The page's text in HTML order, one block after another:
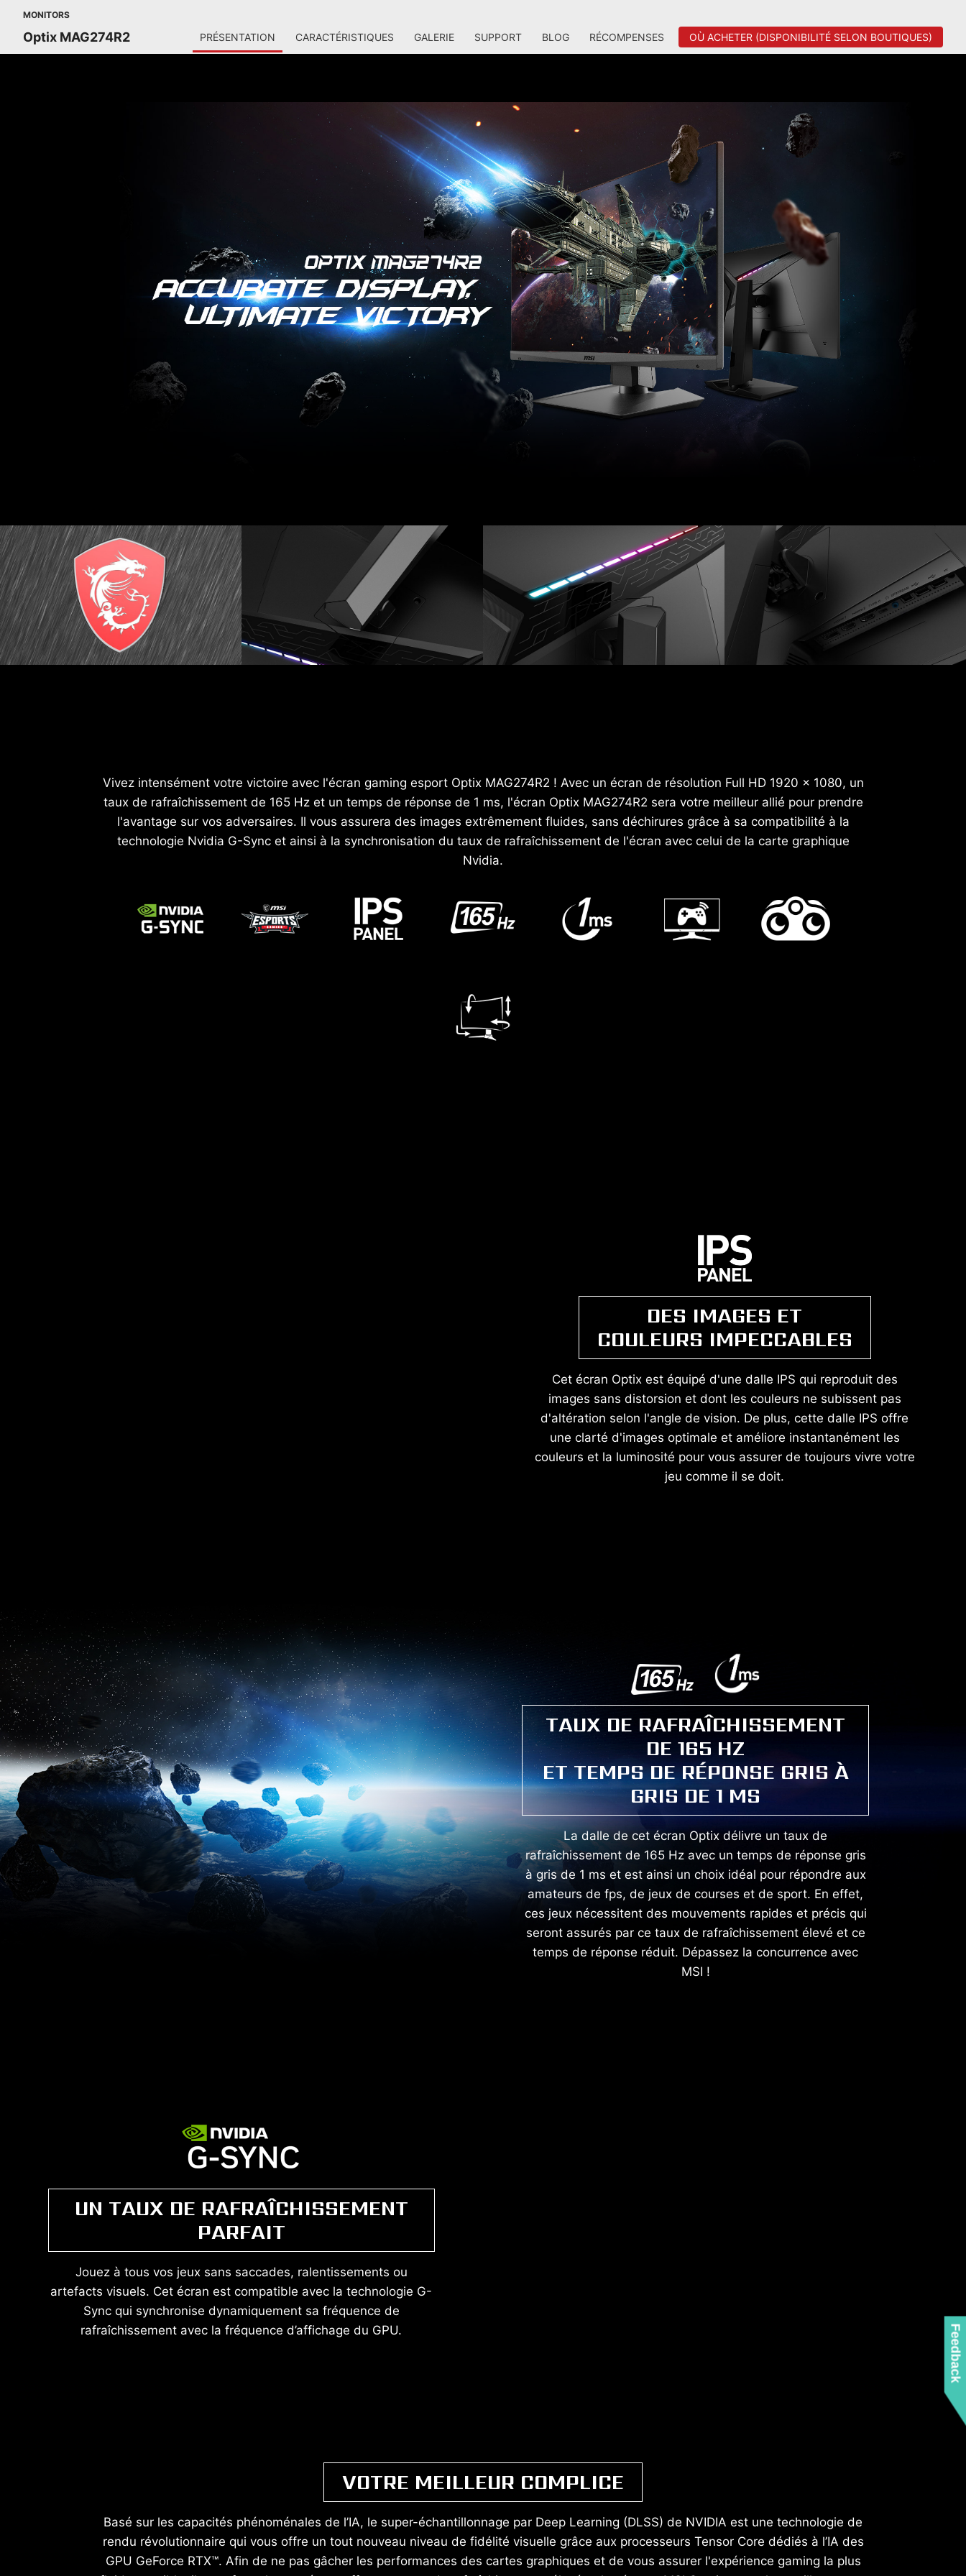
MONITORS
Optix MAG274R2 PRÉSENTATION CARACTÉRISTIQUES GALERIE SUPPORT BLOG RÉCOMPENSES OÙ ACHETER (DISPONIBILITÉ SELON BOUTIQUES)
Vivez intensément votre victoire avec l'écran gaming esport Optix MAG274R2 ! Avec un écran de résolution Full HD 1920 x 1080, un
taux de rafraîchissement de 165 Hz et un temps de réponse de 1 ms, l'écran Optix MAG274R2 sera votre meilleur allié pour prendre
l'avantage sur vos adversaires. Il vous assurera des images extrêmement fluides, sans déchirures grâce à sa compatibilité à la
technologie Nvidia G-Sync et ainsi à la synchronisation du taux de rafraîchissement de l'écran avec celui de la carte graphique
Nvidia.
DES IMAGES ET
COULEURS IMPECCABLES
Cet écran Optix est équipé d'une dalle IPS qui reproduit des
images sans distorsion et dont les couleurs ne subissent pas
d'altération selon l'angle de vision. De plus, cette dalle IPS offre
une clarté d'images optimale et améliore instantanément les
couleurs et la luminosité pour vous assurer de toujours vivre votre
jeu comme il se doit.
TAUX DE RAFRAÎCHISSEMENT
DE 165 HZ
ET TEMPS DE RÉPONSE GRIS À
GRIS DE 1 MS
La dalle de cet écran Optix délivre un taux de
rafraîchissement de 165 Hz avec un temps de réponse gris
à gris de 1 ms et est ainsi un choix idéal pour répondre aux
amateurs de fps, de jeux de courses et de sport. En effet,
ces jeux nécessitent des mouvements rapides et précis qui
seront assurés par ce taux de rafraîchissement élevé et ce
temps de réponse réduit. Dépassez la concurrence avec
MSI !
UN TAUX DE RAFRAÎCHISSEMENT
PARFAIT
Jouez à tous vos jeux sans saccades, ralentissements ou
artefacts visuels. Cet écran est compatible avec la technologie G-
Sync qui synchronise dynamiquement sa fréquence de
rafraîchissement avec la fréquence d’affichage du GPU.
VOTRE MEILLEUR COMPLICE
Basé sur les capacités phénoménales de l’IA, le super-échantillonnage par Deep Learning (DLSS) de NVIDIA est une technologie de
rendu révolutionnaire qui vous offre un tout nouveau niveau de fidélité visuelle grâce aux processeurs Tensor Core dédiés à l’IA des
GPU GeForce RTX™. Afin de ne pas gâcher les performances des cartes graphiques et de vous assurer l'expérience gaming la plus
Feedback